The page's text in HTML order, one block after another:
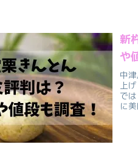
新
や
中
上
で
に